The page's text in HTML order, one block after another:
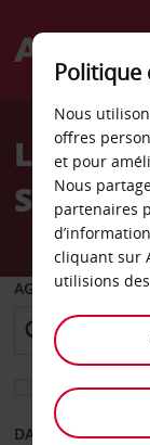
Welcome
Avis
AGENCE DE
DATE DE DÉPART
Politique
Nous
offres
et pour
Nous
partenaires
cliquant sur
utilisions